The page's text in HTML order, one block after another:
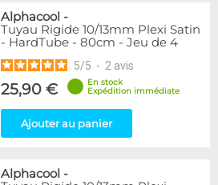
Alphacool -
Tuyau Rigide 10/13mm Plexi Satin
- HardTube - 80cm - Jeu de 4
5/5 - 2 avis
25,90 €
En stock
Expédition immédiate
Ajouter au panier
Alphacool -